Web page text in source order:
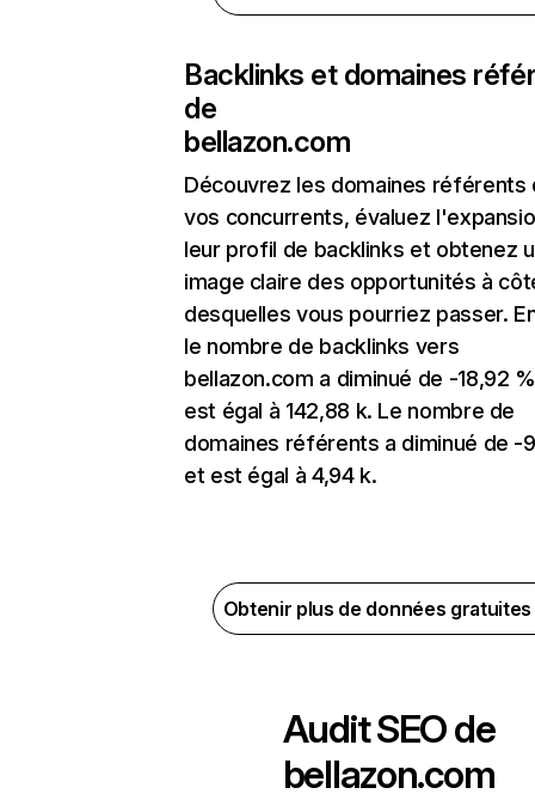
Backlinks et domaines
de
bellazon.com
Découvrez les domaines référents
vos concurrents, évaluez
leur profil de backlinks et obtenez
image claire des opportunités à
desquelles vous pourriez passer.
le nombre de backlinks vers
bellazon.com a diminué de -18,92
est égal à 142,88 k. Le nombre de
domaines référents a diminué de -
et est égal à 4,94 k.
Obtenir plus de données
Audit SEO de
bellazon.com